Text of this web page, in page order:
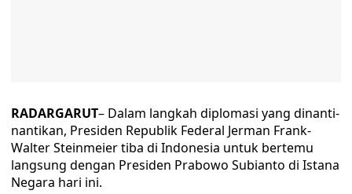
RADARGARUT– Dalam langkah diplomasi yang dinanti-
nantikan, Presiden Republik Federal Jerman Frank-
Walter Steinmeier tiba di Indonesia untuk bertemu
langsung dengan Presiden Prabowo Subianto di Istana
Negara hari ini.